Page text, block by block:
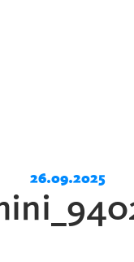
26.09.2025